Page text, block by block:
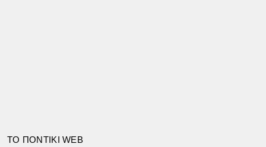
TΟ ΠΟΝΤΙΚΙ WEB